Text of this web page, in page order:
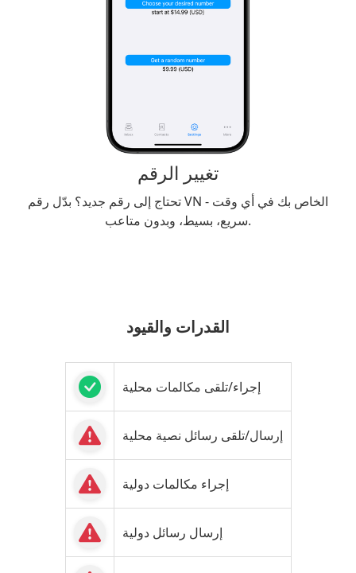
تغيير الرقم
تحتاج إلى رقم جديد؟ بدّل رقم VN الخاص بك في أي وقت -
سريع، بسيط، وبدون متاعب.
القدرات والقيود
إجراء/تلقى مكالمات محلية
إرسال/تلقى رسائل نصية محلية
إجراء مكالمات دولية
إرسال رسائل دولية